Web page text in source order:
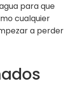
para que
cualquier
a perder